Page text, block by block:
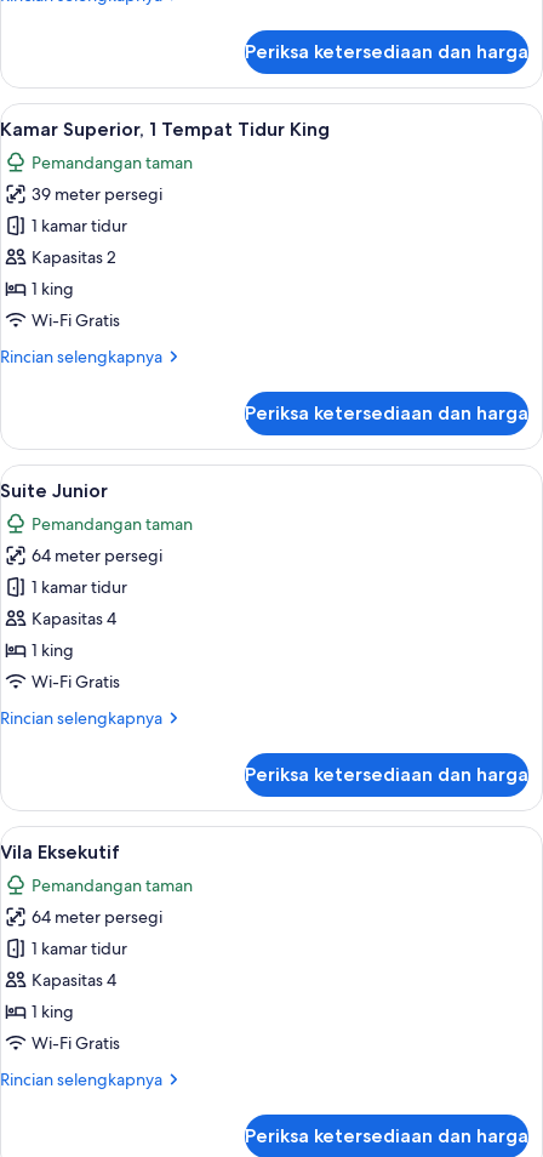
Kamar
Grand
Periksa ketersediaan dan harga
Lihat
semua
foto
untuk
Kamar
Superior,
1
Tempat
King
Kamar Superior, 1 Tempat Tidur
5
Kamar Superior, 1 Tempat Tidur King
Pemandangan taman
39 meter persegi
1 kamar tidur
Kapasitas 2
1 king
Wi-Fi Gratis
Rincian selengkapnya
Rincian
Kamar
Superior,
1
Tempat
Tidur
King
Periksa ketersediaan dan harga
Lihat
semua
foto
untuk
Suite
Junior
Seprai katun Mesir, seprai premium,
5
Suite Junior
Pemandangan taman
64 meter persegi
1 kamar tidur
Kapasitas 4
1 king
Wi-Fi Gratis
Rincian selengkapnya
Rincian
Suite
Junior
Periksa ketersediaan dan harga
Lihat
semua
foto
untuk
Vila
Eksekutif
Vila Eksekutif | Seprai katun Mesir,
6
Vila Eksekutif
Pemandangan taman
64 meter persegi
1 kamar tidur
Kapasitas 4
1 king
Wi-Fi Gratis
Rincian selengkapnya
Rincian
Periksa ketersediaan dan harga